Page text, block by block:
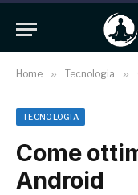
Home » Tecnologia »
TECNOLOGIA
Come
Android